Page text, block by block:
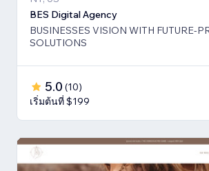
BES Digital Agency
BUSINESSES VISION WITH FUTURE-
SOLUTIONS
5.0 (10)
เริ่มต้นที่ $199